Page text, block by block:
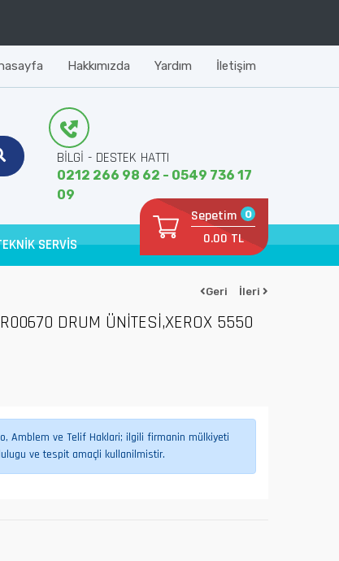
Hakkımızda Yardım İletişim
BİLGİ - DESTEK HATTI
0212 266 98 62 - 0549 736 17
09
Sepetim 0
0.00 TL
SERVİS
Geri İleri
DRUM ÜNİTESİ,XEROX 5550
Amblem ve Telif Haklari; ilgili firmanin mülkiyeti
ve tespit amaçli kullanilmistir.